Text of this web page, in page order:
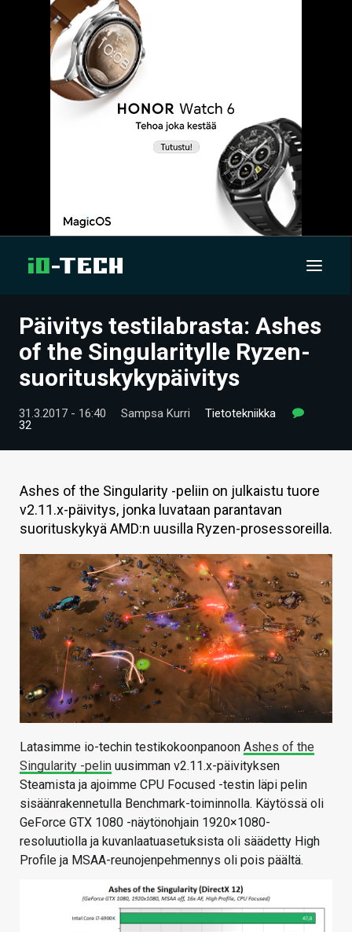
UUTISET
ARTIKKELIT
VIDEOT
HINTA.FI
KAUPPA
VAIHDA TEEMA
HAKU
Päivitys testilabrasta: Ashes
of the Singularitylle Ryzen-
suorituskykypäivitys
31.3.2017 - 16:40 Sampsa Kurri
Tietotekniikka
32
Ashes of the Singularity -peliin on julkaistu tuore
v2.11.x-päivitys, jonka luvataan parantavan
suorituskykyä AMD:n uusilla Ryzen-prosessoreilla.
Latasimme io-techin testikokoonpanoon Ashes of the
Singularity -pelin uusimman v2.11.x-päivityksen
Steamista ja ajoimme CPU Focused -testin läpi pelin
sisäänrakennetulla Benchmark-toiminnolla. Käytössä oli
GeForce GTX 1080 -näytönohjain 1920×1080-
resoluutiolla ja kuvanlaatuasetuksista oli säädetty High
Profile ja MSAA-reunojenpehmennys oli pois päältä.